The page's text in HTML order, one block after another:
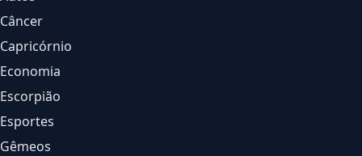
Câncer
Capricórnio
Economia
Escorpião
Esportes
Gêmeos